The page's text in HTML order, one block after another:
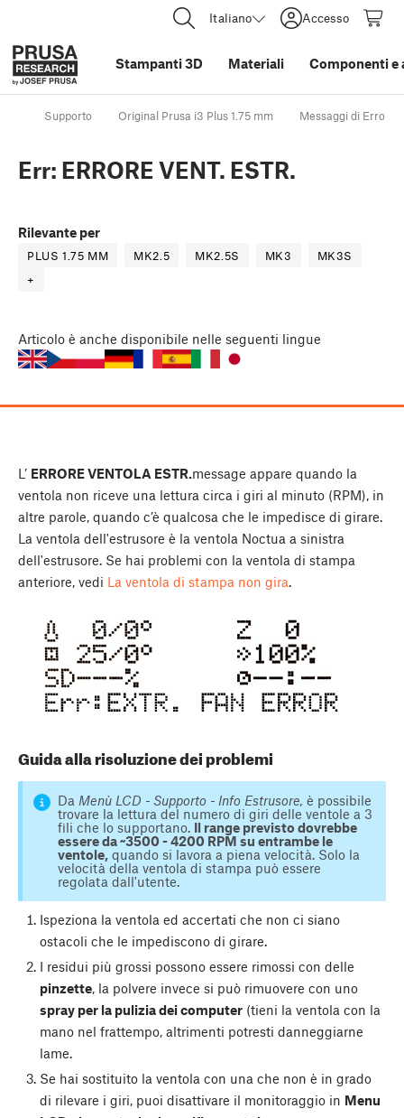
Italiano Accesso
Stampanti 3D Materiali Componenti e
Supporto Original Prusa i3 Plus 1.75 mm Messaggi di Errore
Err: ERRORE VENT. ESTR.
Rilevante per
PLUS 1.75 MM MK2.5 MK2.5S MK3
MK3S
+
Articolo è anche disponibile nelle seguenti lingue
L’ ERRORE VENTOLA ESTR.message appare quando la
ventola non riceve una lettura circa i giri al minuto (RPM), in
altre parole, quando c’è qualcosa che le impedisce di girare.
La ventola dell'estrusore è la ventola Noctua a sinistra
dell'estrusore. Se hai problemi con la ventola di stampa
anteriore, vedi La ventola di stampa non gira.
Guida alla risoluzione dei problemi
Da Menù LCD - Supporto - Info Estrusore, è possibile
trovare la lettura del numero di giri delle ventole a 3
fili che lo supportano. Il range previsto dovrebbe
essere da ~3500 - 4200 RPM su entrambe le
ventole,quando si lavora a piena velocità. Solo la
velocità della ventola di stampa può essere
regolata dall'utente.
Ispeziona la ventola ed accertati che non ci siano
ostacoli che le impediscono di girare.
I residui più grossi possono essere rimossi con delle
pinzette, la polvere invece si può rimuovere con uno
spray per la pulizia dei computer(tieni la ventola con la
mano nel frattempo, altrimenti potresti danneggiarne
lame.
Se hai sostituito la ventola con una che non è in grado
di rilevare i giri, puoi disattivare il monitoraggio in Menu